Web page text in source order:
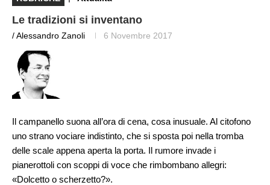
Le tradizioni si inventano
/ Alessandro Zanoli 6 Novembre 2017
Il campanello suona all’ora di cena, cosa inusuale. Al citofono
uno strano vociare indistinto, che si sposta poi nella tromba
delle scale appena aperta la porta. Il rumore invade i
pianerottoli con scoppi di voce che rimbombano allegri:
«Dolcetto o scherzetto?».